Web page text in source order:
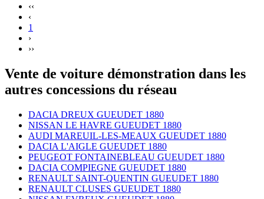
‹‹
‹
1
›
››
Vente de voiture démonstration dans les
autres concessions du réseau
DACIA DREUX GUEUDET 1880
NISSAN LE HAVRE GUEUDET 1880
AUDI MAREUIL-LES-MEAUX GUEUDET 1880
DACIA L'AIGLE GUEUDET 1880
PEUGEOT FONTAINEBLEAU GUEUDET 1880
DACIA COMPIEGNE GUEUDET 1880
RENAULT SAINT-QUENTIN GUEUDET 1880
RENAULT CLUSES GUEUDET 1880